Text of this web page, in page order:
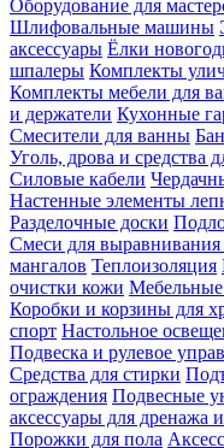
Оборудование для
Шлифовальные машины
аксессуары Ёлки
шпалеры Комплекты
Комплекты мебели для
и держатели Кухонные
Смесители для ванны
Уголь, дрова и средства
Силовые кабели
Настенные элементы
Разделочные доски
Смеси для выравнивания
мангалов Теплоизоляция
очистки кожи Мебельные
Коробки и корзины для
спорт Настольное
Подвеска и рулевое
Средства для стирки
ограждения Подвесные
аксессуары для дренажа
Порожки для пола